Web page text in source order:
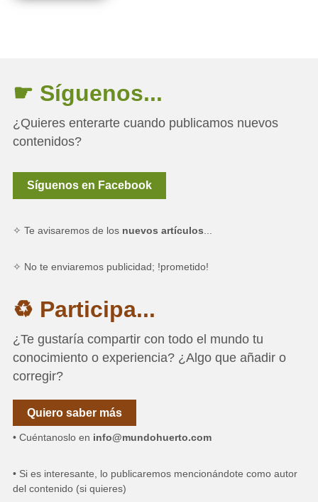
☛ Síguenos...
¿Quieres enterarte cuando publicamos nuevos
contenidos?
Síguenos en Facebook
✧ Te avisaremos de los nuevos artículos
✧ No te enviaremos publicidad; !prometido!
♻ Participa...
¿Te gustaría compartir con todo el mundo tu
conocimiento o experiencia? ¿Algo que añadir o
corregir?
Quiero saber más
• Cuéntanoslo en info@mundohuerto.com
• Si es interesante, lo publicaremos mencionándote como autor
del contenido (si quieres)